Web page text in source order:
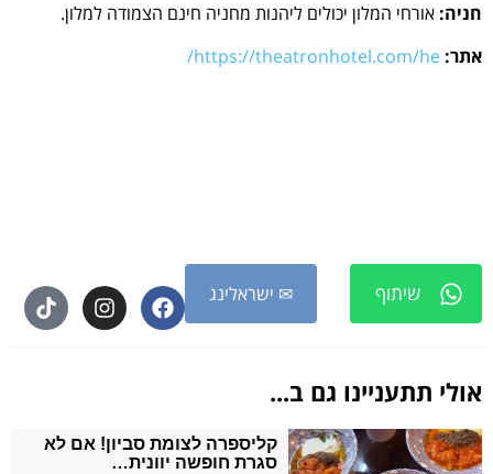
חניה: אורחי המלון יכולים ליהנות מחניה חינם הצמודה למלון.
אתר: https://theatronhotel.com/he/
שיתוף ✉ ישראלינג
אולי תתעניינו גם ב...
קליספרה לצומת סביון! אם לא
סגרת חופשה יוונית…